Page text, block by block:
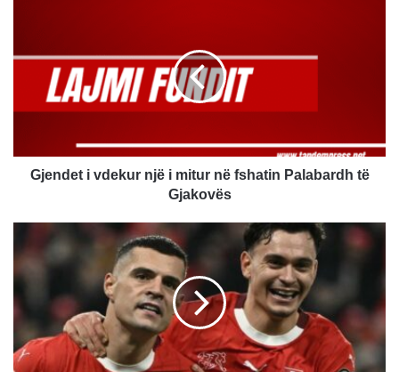
një
Palabardh
Gjendet i vdekur një i mitur në fshatin Palabardh të
Gjakovës
mposht
Kanadanë,
vendin
parë
në